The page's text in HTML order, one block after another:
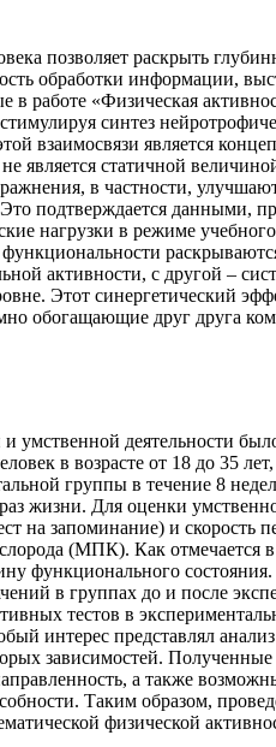
позволяет раскрыть
обработки информации,
работе «Физическая
синтез
взаимосвязи является
является статичной
в частности,
подтверждается данными,
нагрузки в режиме
активности, с другой –
Этот синергетический
обогащающие друг друга
умственной деятельности
в возрасте от 18 до 35
группы в течение 8
жизни. Для оценки
на запоминание) и скорость
(МПК). Как отмечается
функционального
в группах до и после
тестов в
интерес представлял
зависимостей.
а также
Таким образом,
физической